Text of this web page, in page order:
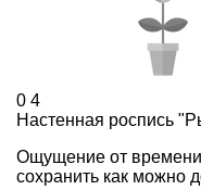
0 4
Настенная роспись
Ощущение от
сохранить как можно